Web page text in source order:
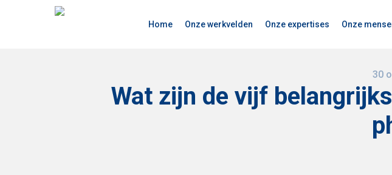
Home Onze werkvelden Onze expertises Onze
30
Wat zijn de vijf